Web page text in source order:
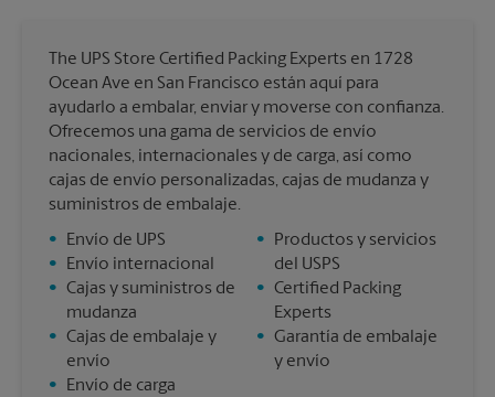
The UPS Store Certified Packing Experts en 1728
Ocean Ave en San Francisco están aquí para
ayudarlo a embalar, enviar y moverse con confianza.
Ofrecemos una gama de servicios de envío
nacionales, internacionales y de carga, así como
cajas de envío personalizadas, cajas de mudanza y
suministros de embalaje.
•
Envío de UPS
•
Envío internacional
• Cajas y suministros de
mudanza
• Cajas de embalaje y
envío
•
Envío de carga
•
Productos y servicios
del USPS
• Certified Packing
Experts
• Garantía de embalaje
y envío